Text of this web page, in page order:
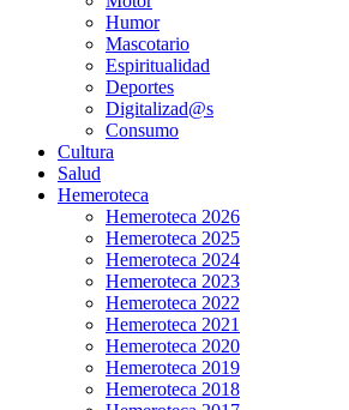
Humor
Mascotario
Espiritualidad
Deportes
Digitalizad@s
Consumo
Cultura
Salud
Hemeroteca
Hemeroteca 2026
Hemeroteca 2025
Hemeroteca 2024
Hemeroteca 2023
Hemeroteca 2022
Hemeroteca 2021
Hemeroteca 2020
Hemeroteca 2019
Hemeroteca 2018